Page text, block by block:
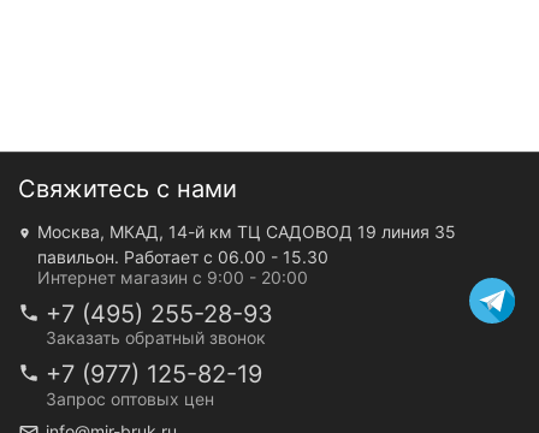
Свяжитесь с нами
Москва, МКАД, 14-й км ТЦ САДОВОД 19 линия 35
павильон. Работает с 06.00 - 15.30
Интернет магазин с 9:00 - 20:00
+7 (495) 255-28-93
Заказать обратный звонок
+7 (977) 125-82-19
Запрос оптовых цен